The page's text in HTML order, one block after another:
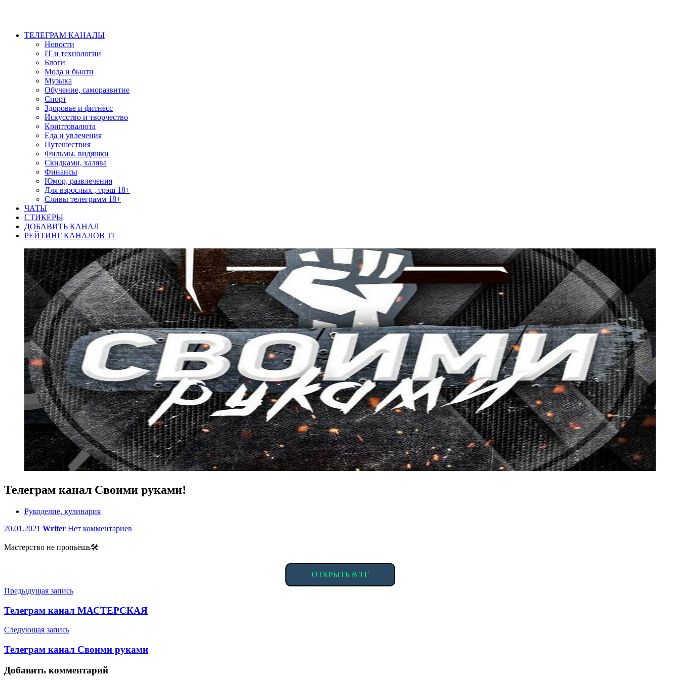
ТЕЛЕГРАМ КАНАЛЫ
Новости
IT и технологии
Блоги
Мода и бьюти
Музыка
Обучение, саморазвитие
Спорт
Здоровье и фитнесс
Искусство и творчество
Криптовалюта
Еда и увлечения
Путешествия
Фильмы, видяшки
Скидками, халява
Финансы
Юмор, развлечения
Для взрослых , трэш 18+
Сливы телеграмм 18+
ЧАТЫ
СТИКЕРЫ
ДОБАВИТЬ КАНАЛ
РЕЙТИНГ КАНАЛОВ ТГ
Телеграм канал Своими руками!
Рукоделие, кулинария
20.01.2021 Writer Нет комментариев
Мастерство не пропьёшь🛠
ОТКРЫТЬ В ТГ
Навигация
по
записям
Предыдущая запись
Телеграм канал МАСТЕРСКАЯ
Следующая запись
Телеграм канал Своими руками
Добавить комментарий